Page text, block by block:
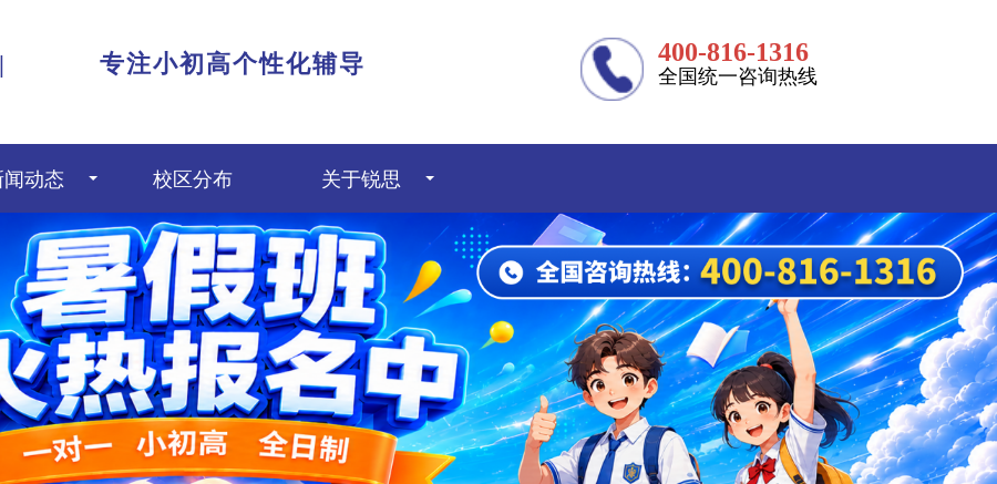
| 专注小初高个性化辅导 400-816-1316
全国统一咨询热线
闻动态 校区分布 关于锐思